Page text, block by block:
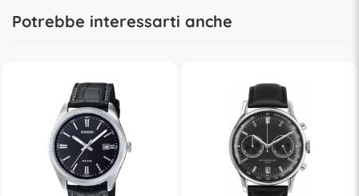
Potrebbe interessarti anche